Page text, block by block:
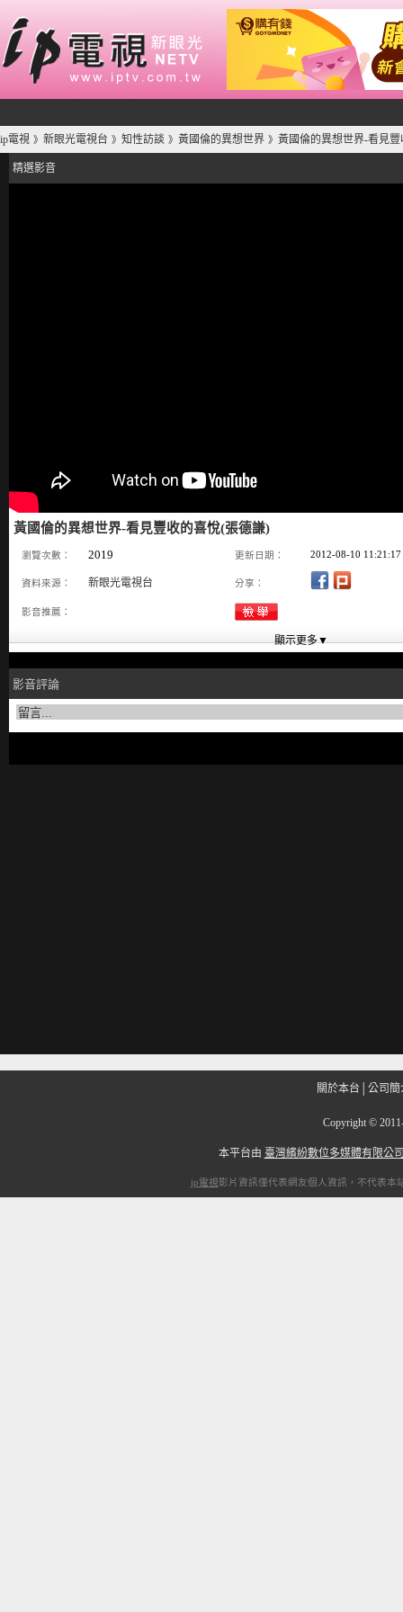
ip電視 》 新眼光電視台 》 知性訪談 》 黃國倫的異想世界 》 黃國倫的異想世界-看見
精選影音
黃國倫的異想世界-看見豐收的喜悅(張德謙)
瀏覽次數： 2019 更新日期： 2012-08-10 11:21:17
資料來源： 新眼光電視台 分享：
影音推薦：
影音評論
關於本台 公司簡
Copyright ©
本平台由 臺灣繽紛數位多媒體有限公
ip電視影片資訊僅代表網友個人資訊，不代表本